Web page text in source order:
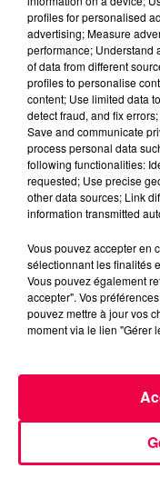
podcasts/2024/09/
profiles for personalised
advertising; Measure
performance; Understand
of data from different
profiles to personalise
content; Use limited data
detect fraud, and fix
Save and communicate
process personal data
following functionalities:
requested; Use precise
other data sources; Link
information transmitted
Vous pouvez accepter en
sélectionnant les finalités
Vous pouvez également
accepter". Vos
pouvez mettre à jour vos
moment via le lien "Gérer